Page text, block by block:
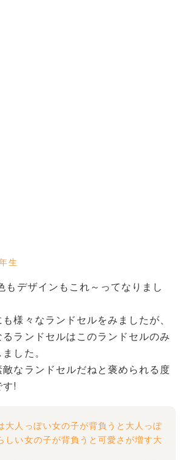
生
もデザインもこれ～ってなりまし
様々なランドセルをみましたが、
ランドセルはこのランドセルのみ
した。
なランドセルだねと褒められる度
!
大人っぽい女の子が背負うと大人っぽ
しい女の子が背負うと可愛さが増す大